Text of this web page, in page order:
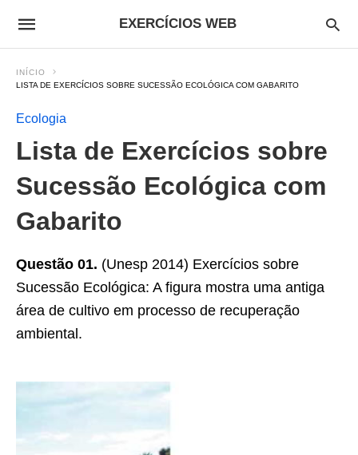
EXERCÍCIOS WEB
INÍCIO
LISTA DE EXERCÍCIOS SOBRE SUCESSÃO ECOLÓGICA COM GABARITO
Ecologia
Lista de Exercícios sobre
Sucessão Ecológica com
Gabarito
Questão 01. (Unesp 2014) Exercícios sobre
Sucessão Ecológica: A figura mostra uma antiga
área de cultivo em processo de recuperação
ambiental.